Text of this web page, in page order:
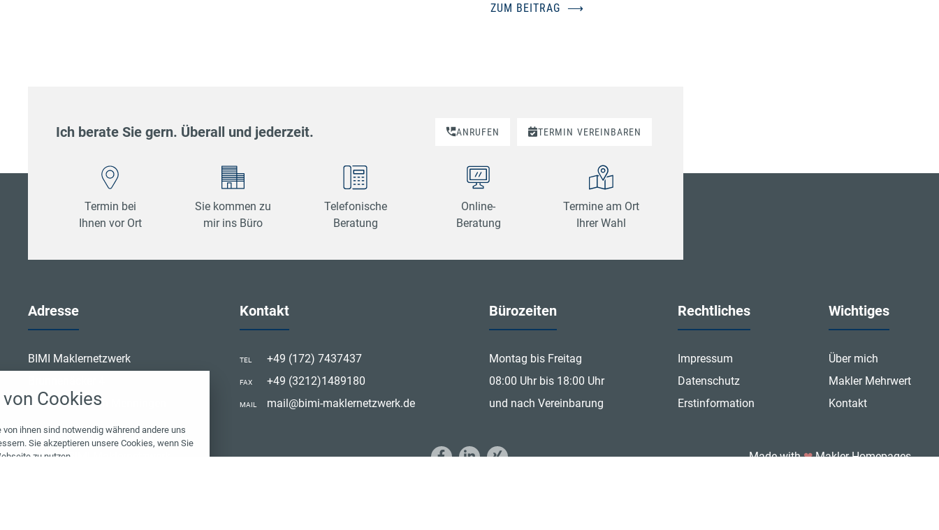
ZUM BEITRAG ⟶
Ich berate Sie gern. Überall und jederzeit. ANRUFEN TERMIN VEREINBAREN
Termin bei
Ihnen vor Ort
Sie kommen zu
mir ins Büro
Telefonische
Beratung
Online-
Beratung
Termine am Ort
Ihrer Wahl
Adresse
BIMI Maklernetzwerk
88605 Meßkirch Menningen
Kontakt
TEL +49 (172) 7437437
FAX +49 (3212)1489180
MAIL mail@bimi-maklernetzwerk.de
Bürozeiten
Montag bis Freitag
08:00 Uhr bis 18:00 Uhr
und nach Vereinbarung
Rechtliches
Impressum
Datenschutz
Erstinformation
Wichtiges
Über mich
Makler Mehrwert
Kontakt
© 2026 BIMI Maklernetzwerk Made with❤Makler Homepages
Cookies
ihnen sind notwendig während andere uns
Sie akzeptieren unsere Cookies, wenn Sie
zu nutzen.
oder zu blockieren.
Notwendig